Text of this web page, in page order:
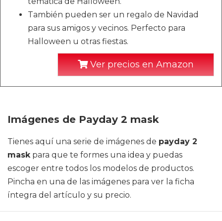
También pueden ser un regalo de Navidad
para sus amigos y vecinos. Perfecto para
Halloween u otras fiestas.
Ver precios en Amazon
Imágenes de Payday 2 mask
Tienes aquí una serie de imágenes de payday 2
mask para que te formes una idea y puedas
escoger entre todos los modelos de productos.
Pincha en una de las imágenes para ver la ficha
íntegra del artículo y su precio.